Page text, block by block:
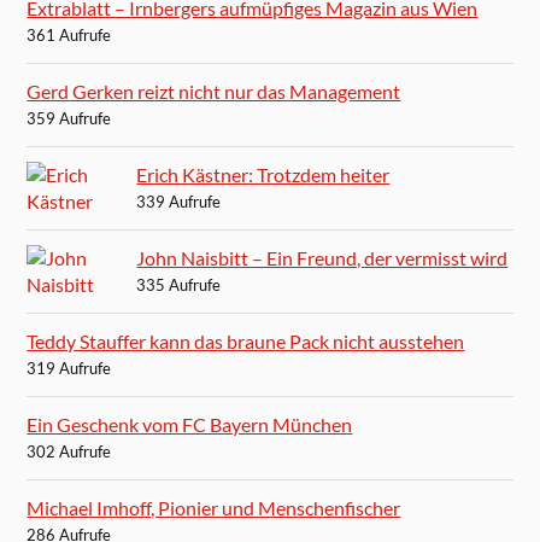
Extrablatt – Irnbergers aufmüpfiges Magazin aus Wien
361 Aufrufe
Gerd Gerken reizt nicht nur das Management
359 Aufrufe
Erich Kästner: Trotzdem heiter
339 Aufrufe
John Naisbitt – Ein Freund, der vermisst wird
335 Aufrufe
Teddy Stauffer kann das braune Pack nicht ausstehen
319 Aufrufe
Ein Geschenk vom FC Bayern München
302 Aufrufe
Michael Imhoff, Pionier und Menschenfischer
286 Aufrufe